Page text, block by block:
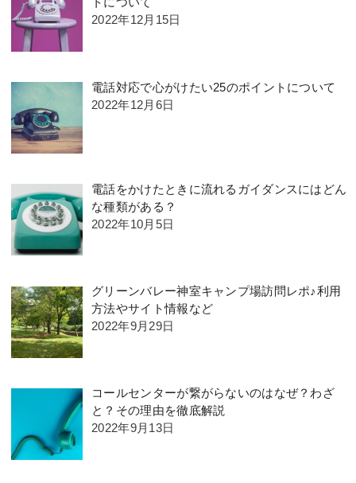
2022年12月15日
電話対応で心がけたい25のポイントについて
2022年12月6日
電話をかけたときに流れるガイダンスにはどん
な種類がある？
2022年10月5日
グリーンバレー神室キャンプ場訪問レポ♪利用
方法やサイト情報など
2022年9月29日
コールセンターが繋がらないのはなぜ？わざ
と？その理由を徹底解説
2022年9月13日